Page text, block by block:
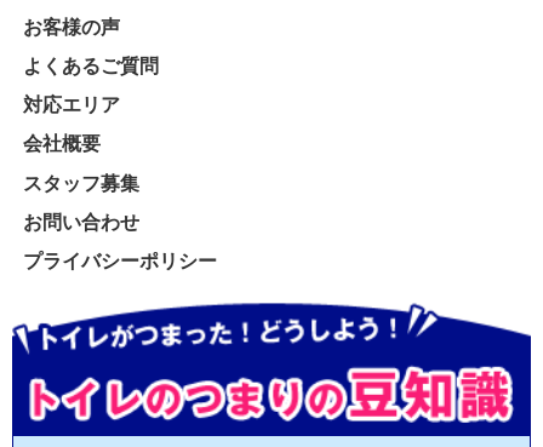
お客様の声
よくあるご質問
対応エリア
会社概要
スタッフ募集
お問い合わせ
プライバシーポリシー